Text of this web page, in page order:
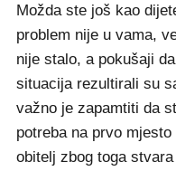
Možda ste još kao
problem nije u vama,
nije stalo, a pokušaji
situacija rezultirali su
važno je zapamtiti da
potreba na prvo
obitelj zbog toga